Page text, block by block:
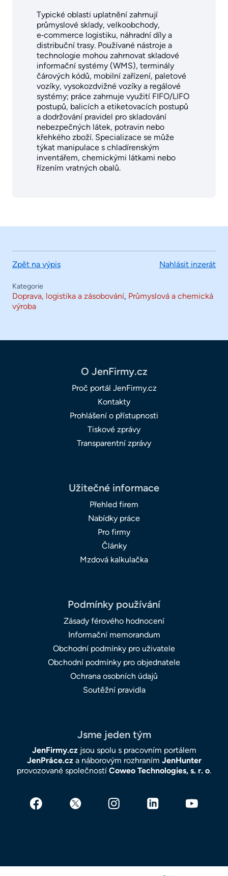
Typické oblasti uplatnění zahrnují
průmyslové sklady, velkoobchody,
e‑commerce logistiku, náhradní díly a
distribuční trasy. Používané nástroje a
technologie mohou zahrnovat skladové
informační systémy (WMS), terminály
čárových kódů, mobilní zařízení, paletové
vozíky, vysokozdvižné vozíky a regálové
systémy; práce zahrnuje využití FIFO/LIFO
postupů, balicích a etiketovacích postupů
a dodržování pravidel pro skladování
nebezpečných látek, potravin nebo
křehkého zboží. Specializace se může
týkat manipulace s chladírenským
inventářem, chemickými látkami nebo
řízením vratných obalů.
Zpět na výpis Nahlásit inzerát
Kategorie
Doprava, logistika a zásobování, Průmyslová a chemická
výroba
O JenFirmy.cz
Proč portál JenFirmy.cz
Kontakty
Prohlášení o přístupnosti
Tiskové zprávy
Transparentní zprávy
Užitečné informace
Přehled firem
Nabídky práce
Pro firmy
Články
Mzdová kalkulačka
Podmínky používání
Zásady férového hodnocení
Informační memorandum
Obchodní podmínky pro uživatele
Obchodní podmínky pro objednatele
Ochrana osobních údajů
Soutěžní pravidla
Jsme jeden tým
JenFirmy.czjsou spolu s pracovním portálem
JenPráce.cza náborovým rozhraním JenHunter
provozované společností Coweo Technologies, s. r. o.